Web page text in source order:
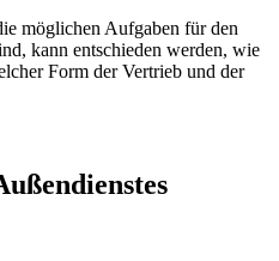
möglichen Aufgaben für den
kann entschieden werden, wie
Form der Vertrieb und der